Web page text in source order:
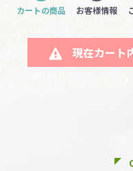
カートの商品
お客様情報
現在カート